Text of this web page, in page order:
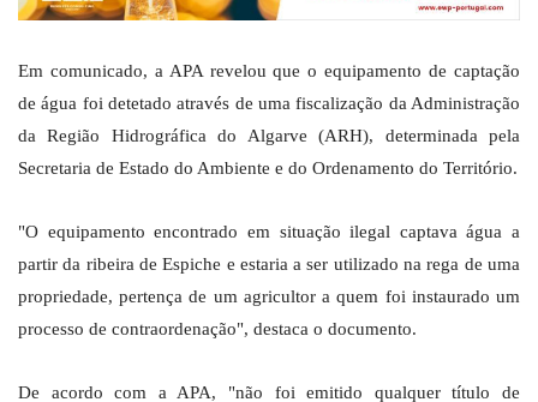
Em comunicado, a APA revelou que o equipamento de captação
de água foi detetado através de uma fiscalização da Administração
da Região Hidrográfica do Algarve (ARH), determinada pela
Secretaria de Estado do Ambiente e do Ordenamento do Território.
"O equipamento encontrado em situação ilegal captava água a
partir da ribeira de Espiche e estaria a ser utilizado na rega de uma
propriedade, pertença de um agricultor a quem foi instaurado um
processo de contraordenação", destaca o documento.
De acordo com a APA, "não foi emitido qualquer título de